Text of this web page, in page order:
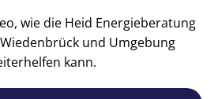
wie die Heid Energieberatung
und Umgebung
kann.